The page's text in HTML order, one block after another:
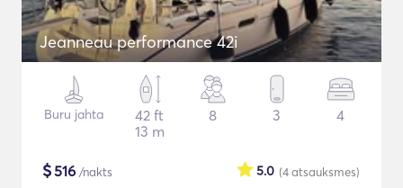
Jeanneau performance 42i
Buru jahta
42 ft
13 m
8 3 4
$516 /nakts (4atsauksmes)
5.0